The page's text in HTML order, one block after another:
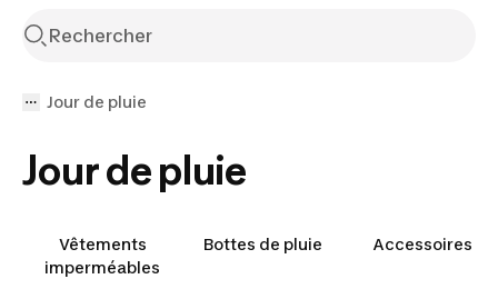
Jour de pluie
Jour de pluie
Vêtements
imperméables
Bottes de pluie Accessoires